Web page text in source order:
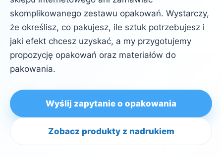
skomplikowanego zestawu opakowań. Wystarczy,
że określisz, co pakujesz, ile sztuk potrzebujesz i
jaki efekt chcesz uzyskać, a my przygotujemy
propozycję opakowań oraz materiałów do
pakowania.
Wyślij zapytanie o opakowania
Zobacz produkty z nadrukiem